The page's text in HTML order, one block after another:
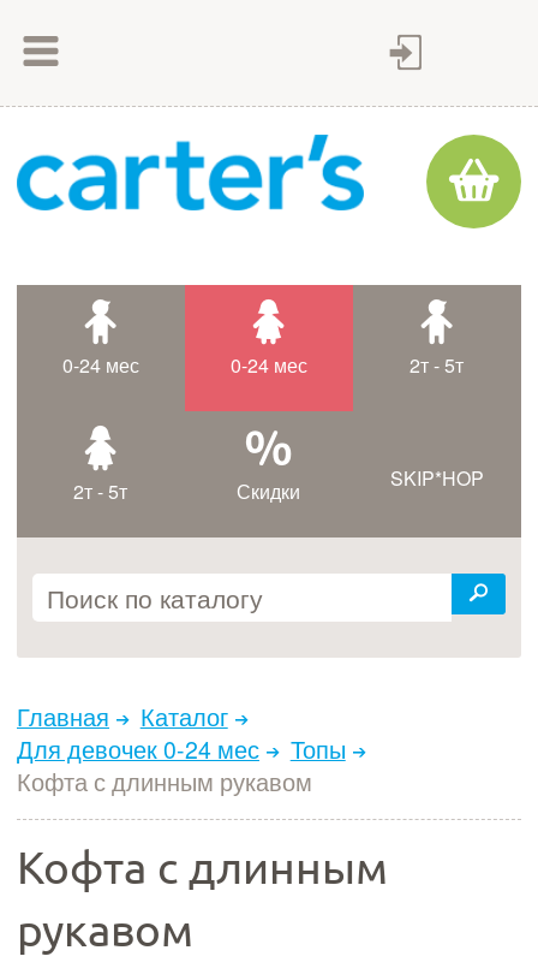
Как оплатить
Доставка товара
Контакты
0-24 мес 0-24 мес 2т - 5т
2т - 5т Скидки SKIP*HOP
Главная
Каталог
Для девочек 0-24 мес
Топы
Кофта с длинным рукавом
Кофта с длинным
рукавом